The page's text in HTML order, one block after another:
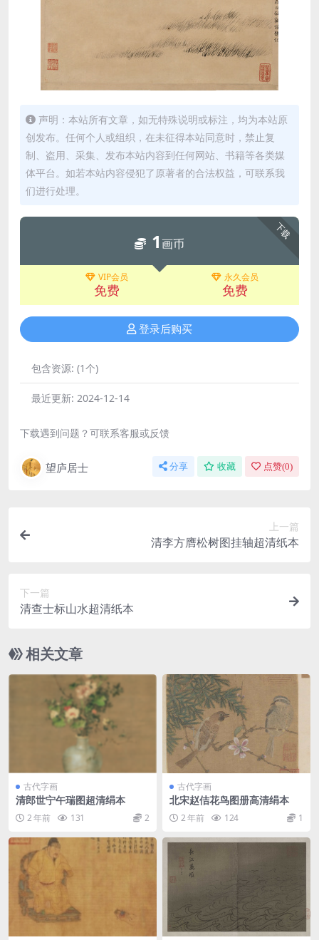
声明：本站所有文章，如无特殊说明或标注，均为本站原
创发布。任何个人或组织，在未征得本站同意时，禁止复
制、盗用、采集、发布本站内容到任何网站、书籍等各类媒
体平台。如若本站内容侵犯了原著者的合法权益，可联系我
们进行处理。
下载
1画币
VIP会员
免费
永久会员
免费
登录后购买
包含资源: (1个)
最近更新: 2024-12-14
下载遇到问题？可联系客服或反馈
望庐居士 分享 收藏 点赞(0)
上一篇
清李方膺松树图挂轴超清纸本
下一篇
清查士标山水超清纸本
相关文章
古代字画
清郎世宁午瑞图超清绢本
2 年前 131 2
古代字画
北宋赵佶花鸟图册高清绢本
2 年前 124 1